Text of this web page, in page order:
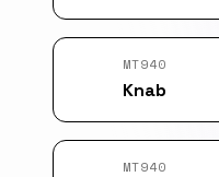
MT940
Knab
MT940